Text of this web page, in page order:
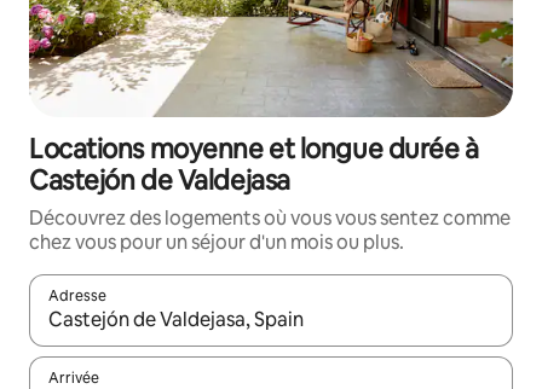
Locations moyenne et longue durée à
Castejón de Valdejasa
Découvrez des logements où vous vous sentez comme
chez vous pour un séjour d'un mois ou plus.
Adresse
Lorsque les résultats s'affichent, utilisez les flèches vers le
Arrivée